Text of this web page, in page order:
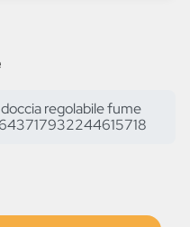
regolabile fume